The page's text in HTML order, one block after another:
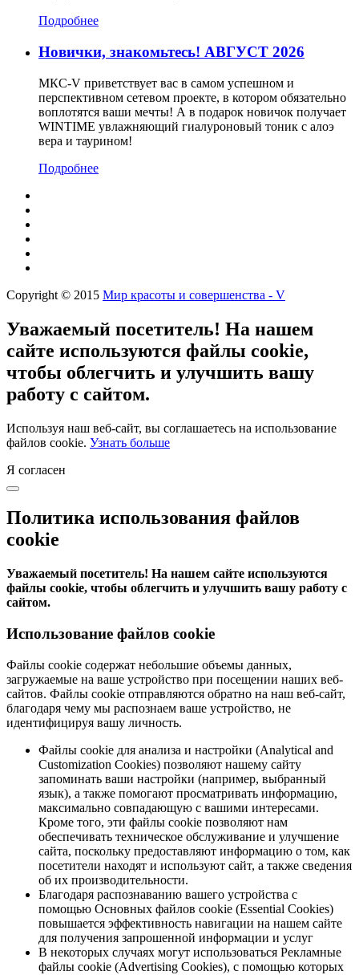
Подробнее
Новички, знакомьтесь! АВГУСТ 2026
МКС-V приветствует вас в самом успешном и
перспективном сетевом проекте, в котором обязательно
воплотятся ваши мечты! А в подарок новичок получает
WINTIME увлажняющий гиалуроновый тоник с алоэ
вера и таурином!
Подробнее
Copyright © 2015 Мир красоты и совершенства - V
Уважаемый посетитель! На нашем
сайте используются файлы cookie,
чтобы облегчить и улучшить вашу
работу с сайтом.
Используя наш веб-сайт, вы соглашаетесь на использование
файлов cookie. Узнать больше
Я согласен
Политика использования файлов
cookie
Уважаемый посетитель! На нашем сайте используются
файлы cookie, чтобы облегчить и улучшить вашу работу с
сайтом.
Использование файлов cookie
Файлы cookie содержат небольшие объемы данных,
загружаемые на ваше устройство при посещении наших веб-
сайтов. Файлы cookie отправляются обратно на наш веб-сайт,
благодаря чему мы распознаем ваше устройство, не
идентифицируя вашу личность.
Файлы cookie для анализа и настройки (Analytical and
Customization Cookies) позволяют нашему сайту
запоминать ваши настройки (например, выбранный
язык), а также помогают просматривать информацию,
максимально совпадающую с вашими интересами.
Кроме того, эти файлы cookie позволяют нам
обеспечивать техническое обслуживание и улучшение
сайта, поскольку предоставляют информацию о том, как
посетители находят и используют сайт, а также сведения
об их производительности.
Благодаря распознаванию вашего устройства с
помощью Основных файлов cookie (Essential Cookies)
повышается эффективность навигации на нашем сайте
для получения запрошенной информации и услуг
В некоторых случаях могут использоваться Рекламные
файлы cookie (Advertising Cookies), с помощью которых